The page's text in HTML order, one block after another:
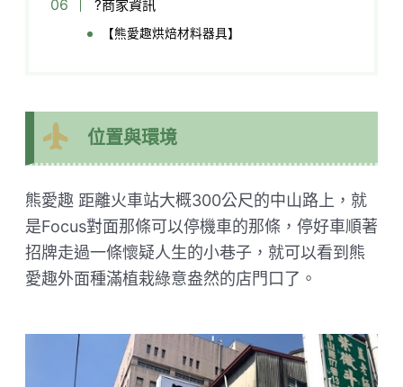
?商家資訊
【熊愛趣烘焙材料器具】
位置與環境
熊愛趣 距離火車站大概300公尺的中山路上，就
是Focus對面那條可以停機車的那條，停好車順著
招牌走過一條懷疑人生的小巷子，就可以看到熊
愛趣外面種滿植栽綠意盎然的店門口了。